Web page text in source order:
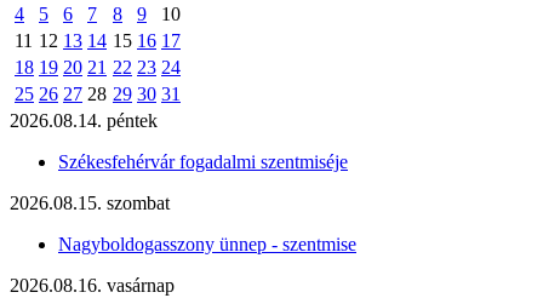
4
5 6 7 8 9
10
11 12 13 14 15 16 17
18 19 20 21 22 23 24
25 26 27 28 29 30 31
2026.08.14. péntek
Székesfehérvár fogadalmi szentmiséje
2026.08.15. szombat
Nagyboldogasszony ünnep - szentmise
2026.08.16. vasárnap